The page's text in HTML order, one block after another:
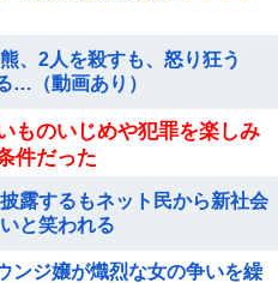
、2人を殺すも、怒り狂う
…（動画あり）
ものいじめや犯罪を楽しみ
件だった
露するもネット民から新社会
と笑われる
ンジ嬢が熾烈な女の争いを繰